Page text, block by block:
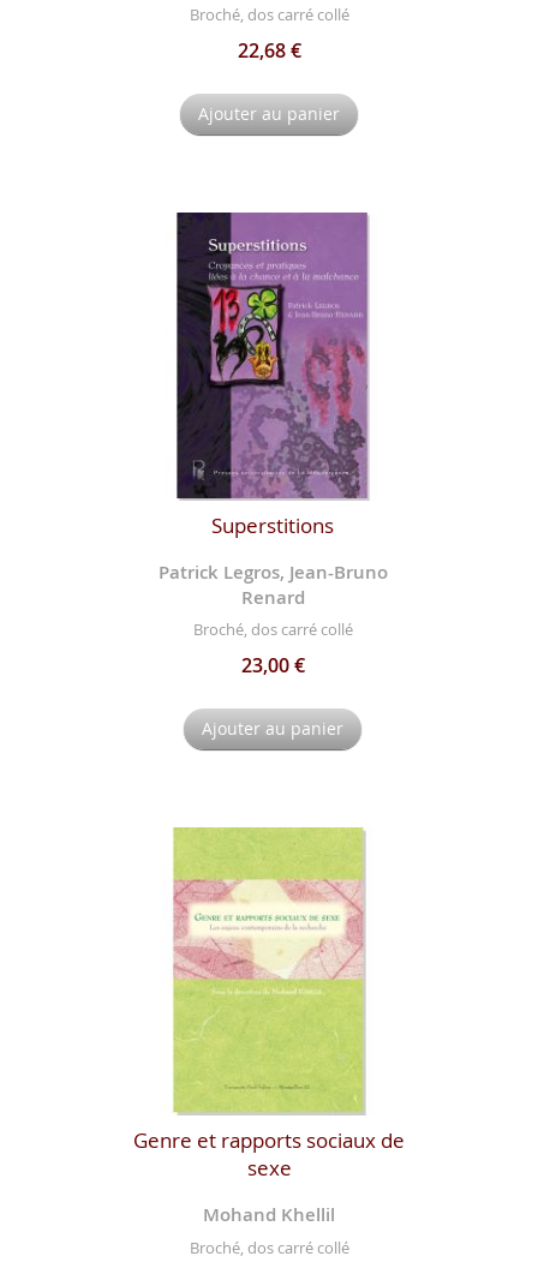
Broché, dos carré collé
22,68 €
Ajouter au panier
Superstitions
Patrick Legros, Jean-Bruno
Renard
Broché, dos carré collé
23,00 €
Ajouter au panier
Genre et rapports sociaux de
sexe
Mohand Khellil
Broché, dos carré collé